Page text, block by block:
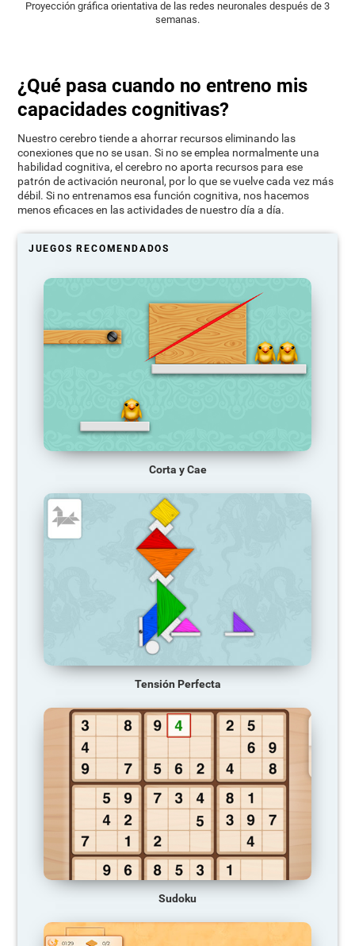
Proyección gráfica orientativa de las redes neuronales después de 3
semanas.
¿Qué pasa cuando no entreno mis
capacidades cognitivas?
Nuestro cerebro tiende a ahorrar recursos eliminando las
conexiones que no se usan. Si no se emplea normalmente una
habilidad cognitiva, el cerebro no aporta recursos para ese
patrón de activación neuronal, por lo que se vuelve cada vez más
débil. Si no entrenamos esa función cognitiva, nos hacemos
menos eficaces en las actividades de nuestro día a día.
JUEGOS RECOMENDADOS
Corta y Cae
Tensión Perfecta
Sudoku